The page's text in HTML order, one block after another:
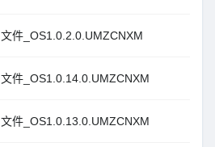
件_OS1.0.2.0.UMZCNXM
件_OS1.0.14.0.UMZCNXM
件_OS1.0.13.0.UMZCNXM